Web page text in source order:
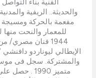
الفنية بناء
والحديثة.. الريفية
مفعمة بالحركة ومسيجة
للمعمار والنحت منها
1944 فنان
والمشتركة. سجل فى
متميز 1990 .